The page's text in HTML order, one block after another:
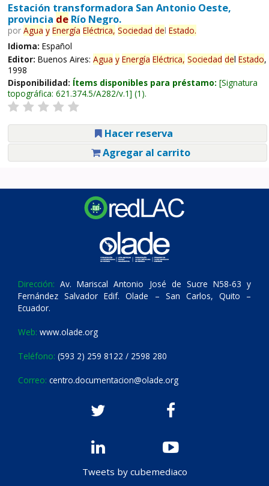
Estación transformadora San Antonio Oeste,
provincia deRío Negro.
por Agua y Energía Eléctrica, Sociedad del Estado.
Idioma: Español
Editor: Buenos Aires: Agua y Energía Eléctrica, Sociedad del Estado,
1998
Disponibilidad: Ítems disponibles para préstamo: Signatura
topográfica: 621.374.5/A282/v.1 (1).
Hacer reserva
Agregar al carrito
Dirección: Av. Mariscal Antonio José de Sucre N58-63 y
Fernández Salvador Edif. Olade – San Carlos, Quito –
Ecuador.
Web: www.olade.org
Teléfono: (593 2) 259 8122 / 2598 280
Correo: centro.documentacion@olade.org
Tweets by cubemediaco